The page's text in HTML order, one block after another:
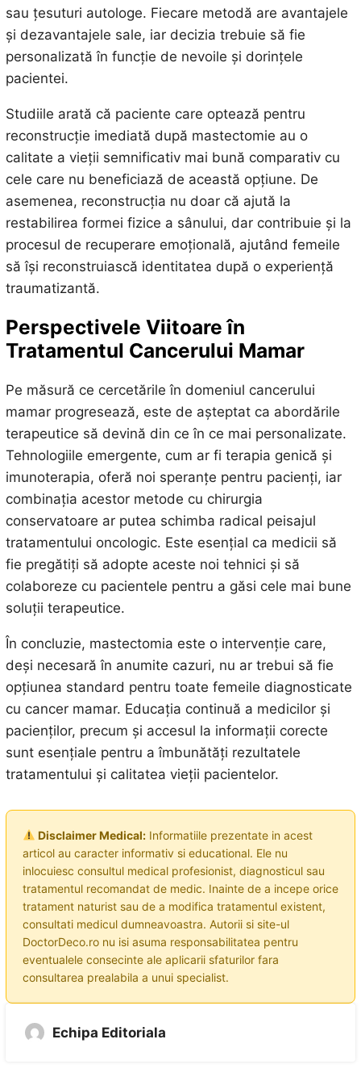
sau țesuturi autologe. Fiecare metodă are avantajele
și dezavantajele sale, iar decizia trebuie să fie
personalizată în funcție de nevoile și dorințele
pacientei.
Studiile arată că paciente care optează pentru
reconstrucție imediată după mastectomie au o
calitate a vieții semnificativ mai bună comparativ cu
cele care nu beneficiază de această opțiune. De
asemenea, reconstrucția nu doar că ajută la
restabilirea formei fizice a sânului, dar contribuie și la
procesul de recuperare emoțională, ajutând femeile
să își reconstruiască identitatea după o experiență
traumatizantă.
Perspectivele Viitoare în
Tratamentul Cancerului Mamar
Pe măsură ce cercetările în domeniul cancerului
mamar progresează, este de așteptat ca abordările
terapeutice să devină din ce în ce mai personalizate.
Tehnologiile emergente, cum ar fi terapia genică și
imunoterapia, oferă noi speranțe pentru pacienți, iar
combinația acestor metode cu chirurgia
conservatoare ar putea schimba radical peisajul
tratamentului oncologic. Este esențial ca medicii să
fie pregătiți să adopte aceste noi tehnici și să
colaboreze cu pacientele pentru a găsi cele mai bune
soluții terapeutice.
În concluzie, mastectomia este o intervenție care,
deși necesară în anumite cazuri, nu ar trebui să fie
opțiunea standard pentru toate femeile diagnosticate
cu cancer mamar. Educația continuă a medicilor și
pacienților, precum și accesul la informații corecte
sunt esențiale pentru a îmbunătăți rezultatele
tratamentului și calitatea vieții pacientelor.
Disclaimer Medical:Informatiile prezentate in acest
articol au caracter informativ si educational. Ele nu
inlocuiesc consultul medical profesionist, diagnosticul sau
tratamentul recomandat de medic. Inainte de a incepe orice
tratament naturist sau de a modifica tratamentul existent,
consultati medicul dumneavoastra. Autorii si site-ul
DoctorDeco.ro nu isi asuma responsabilitatea pentru
eventualele consecinte ale aplicarii sfaturilor fara
consultarea prealabila a unui specialist.
Echipa Editoriala